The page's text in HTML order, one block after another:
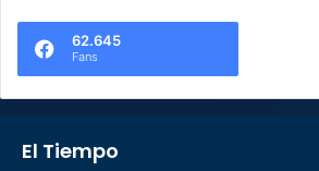
62.645
Fans
El Tiempo